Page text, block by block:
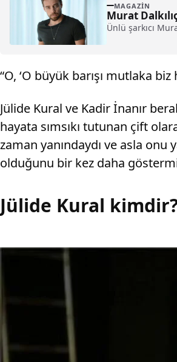
MAGAZIN
Murat
Ünlü şarkıcı
“O, ‘O büyük barışı mutlaka
Jülide Kural ve Kadir İnanır
hayata sımsıkı tutunan çift
zaman yanındaydı ve asla
olduğunu bir kez daha
Jülide Kural